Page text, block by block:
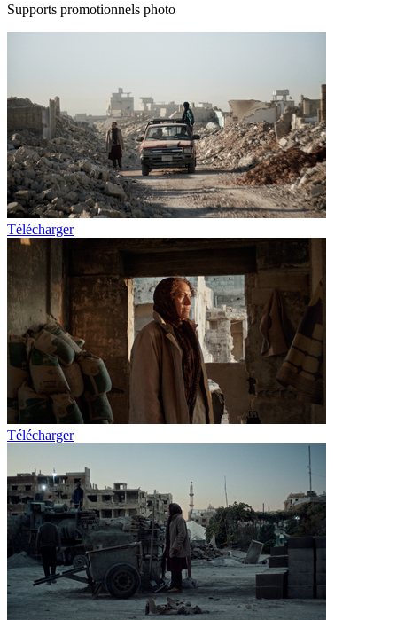
Supports promotionnels photo
Télécharger
Télécharger